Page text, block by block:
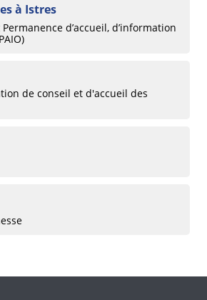
à Istres
d’accueil, d’information
de conseil et d'accueil des